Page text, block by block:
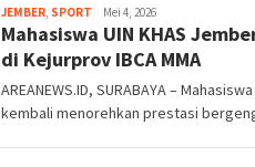
JEMBER, SPORT areanews
Mei 4, 2026
Mahasiswa UIN KHAS
di Kejurprov IBCA MMA
AREANEWS.ID, SURABAYA –
kembali menorehkan prestasi